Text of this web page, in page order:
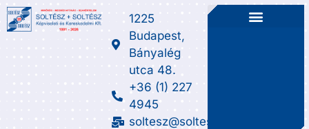
1225
Budapest,
Bányalég
utca 48.
+36 (1) 227
4945
soltesz@soltesz.hu